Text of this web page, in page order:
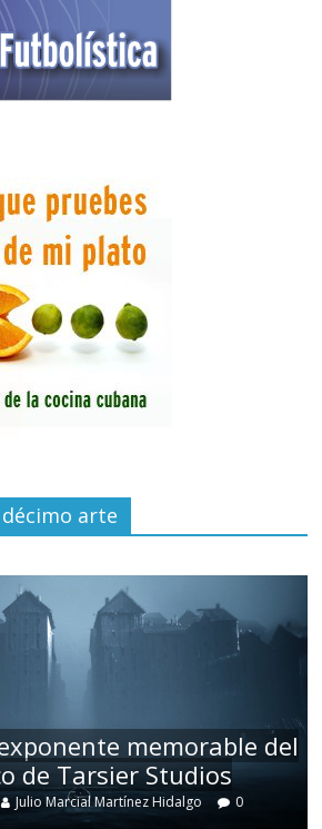
arte
memorable del
de Tarsier Studios
Julio Marcial Martínez Hidalgo 0